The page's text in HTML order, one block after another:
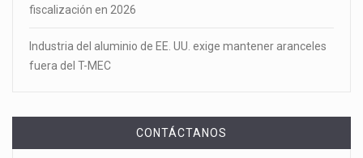
fiscalización en 2026
Industria del aluminio de EE. UU. exige mantener aranceles
fuera del T-MEC
CONTÁCTANOS